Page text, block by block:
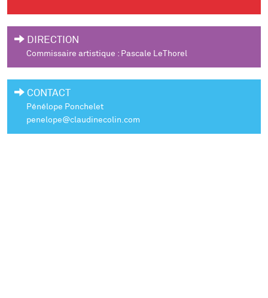
DIRECTION
Commissaire artistique : Pascale LeThorel
CONTACT
Pénélope Ponchelet
penelope@claudinecolin.com